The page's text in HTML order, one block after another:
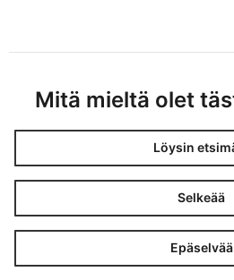
Mitä mieltä olet
Löysin
Selkeää
Epäselvää